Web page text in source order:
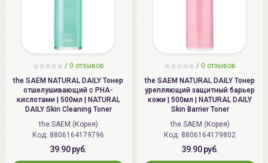
/ 0 отзывов
the SAEM NATURAL DAILY Тонер
отшелушивающий с PHA-
кислотами | 500мл | NATURAL
DAILY Skin Cleaning Toner
the SAEM (Корея)
Код: 8806164179796
39.90 руб.
/ 0 отзывов
the SAEM NATURAL DAILY Тонер
урепляющий защитный барьер
кожи | 500мл | NATURAL DAILY
Skin Barrier Toner
the SAEM (Корея)
Код: 8806164179802
39.90 руб.